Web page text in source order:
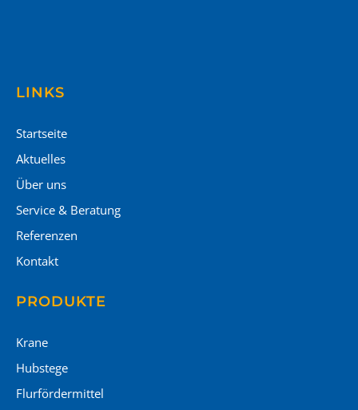
LINKS
Startseite
Aktuelles
Über uns
Service & Beratung
Referenzen
Kontakt
PRODUKTE
Krane
Hubstege
Flurfördermittel